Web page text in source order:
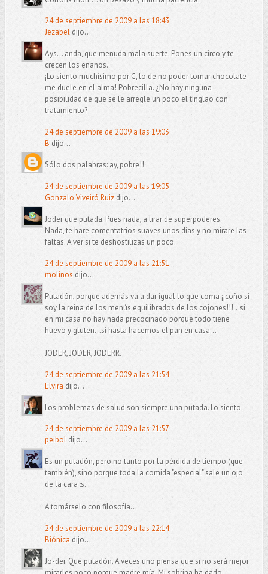
24 de septiembre de 2009 a las 18:43
Jezabeldijo...
Ays... anda, que menuda mala suerte. Pones un circo y te
crecen los enanos.
¡Lo siento muchísimo por C, lo de no poder tomar chocolate
me duele en el alma! Pobrecilla. ¿No hay ninguna
posibilidad de que se le arregle un poco el tinglao con
tratamiento?
24 de septiembre de 2009 a las 19:03
B dijo...
Sólo dos palabras: ay, pobre!!
24 de septiembre de 2009 a las 19:05
Gonzalo Viveiró Ruizdijo...
Joder que putada. Pues nada, a tirar de superpoderes.
Nada, te hare comentatrios suaves unos dias y no mirare las
faltas. A ver si te deshostilizas un poco.
24 de septiembre de 2009 a las 21:51
molinos dijo...
Putadón, porque además va a dar igual lo que coma ¡¡coño si
soy la reina de los menús equilibrados de los cojones!!!...si
en mi casa no hay nada precocinado porque todo tiene
huevo y gluten...si hasta hacemos el pan en casa...
JODER, JODER, JODERR.
24 de septiembre de 2009 a las 21:54
Elvira dijo...
Los problemas de salud son siempre una putada. Lo siento.
24 de septiembre de 2009 a las 21:57
peiboldijo...
Es un putadón, pero no tanto por la pérdida de tiempo (que
también), sino porque toda la comida "especial" sale un ojo
de la cara :s.
A tomárselo con filosofía...
24 de septiembre de 2009 a las 22:14
Biónica dijo...
Jo-der. Qué putadón. A veces uno piensa que si no será mejor